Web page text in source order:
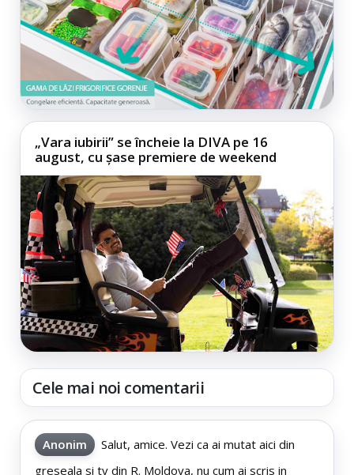
„Vara iubirii” se încheie la DIVA pe 16
august, cu șase premiere de weekend
Cele mai noi comentarii
Anonim
Salut, amice. Vezi ca ai mutat aici din
greseala si tv din R. Moldova, nu cum ai scris in